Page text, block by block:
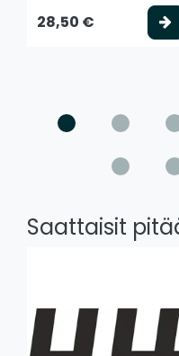
28,50 €
Saattaisit